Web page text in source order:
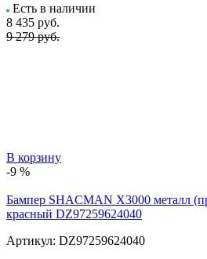
Есть в наличии
8 435 руб.
9 279 руб.
В корзину
-9 %
Бампер SHACMAN X3000 металл
красный DZ97259624040
Артикул: DZ97259624040